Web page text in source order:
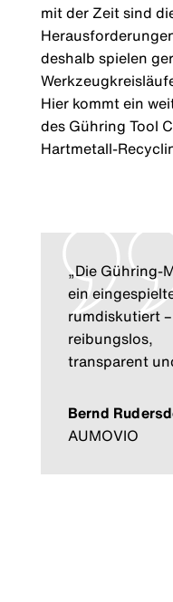
mit der Zeit sind
deshalb spielen
Hier kommt ein
des Gühring Tool
Hartmetall-
„Die Gühring-
ein
rumdiskutiert
reibungslos,
transparent
Bernd
AUMOVIO